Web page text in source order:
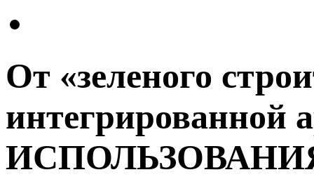
От «зеленого
интегрированной